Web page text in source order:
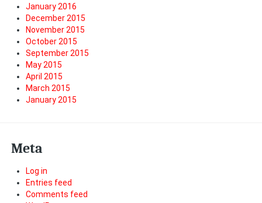
January 2016
December 2015
November 2015
October 2015
September 2015
May 2015
April 2015
March 2015
January 2015
Meta
Log in
Entries feed
Comments feed